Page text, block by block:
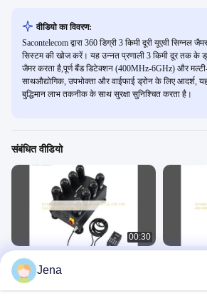
वीडियो का विवरण:
Sacontelecom द्वारा 360 डिग्री 3 किमी दूरी यूएवी सिग्नल
सिस्टम की खोज करें। यह उन्नत प्रणाली 3 किमी दूर तक के
जैमर करता है,पूर्ण बैंड डिटेक्शन (400MHz-6GHz) और
साथऔद्योगिक, उपभोक्ता और वाईफाई ड्रोन के लिए आदर्श,
बुद्धिमान लाभ तकनीक के साथ सुरक्षा सुनिश्चित करता है।
संबंधित वीडियो
00:30
8 चैनल 400W एंटी ड्रोन सिग्नल जैमर 1.5G
2.4G 5.8G 5.2G FPV कार के लिए ड्रोन
जैमरएंटी ड्रोन डिटेक्टर
Jena